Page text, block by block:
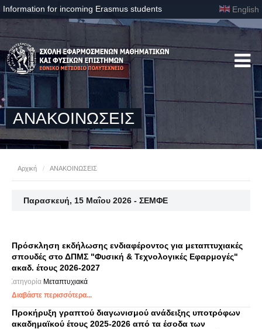
Information for incoming Erasmus students English
ΑΝΑΚΟΙΝΩΣΕΙΣ
Αρχική / ΑΝΑΚΟΙΝΩΣΕΙΣ
Παρασκευή, 15 Μαΐου 2026 - ΣΕΜΦΕ
Πρόσκληση εκδήλωσης ενδιαφέροντος για μεταπτυχιακές
σπουδές στο ΔΠΜΣ "Φυσική & Τεχνολογικές Εφαρμογές"
ακαδ. έτους 2026-2027
Κατηγορία Μεταπτυχιακά
Διαβάστε περισσότερα...
Προκήρυξη γραπτού διαγωνισμού ανάδειξης υποτρόφων
ακαδημαϊκού έτους 2025-2026 από τα έσοδα των